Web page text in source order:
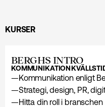
KURSER
BERGHS INTRO
KOMMUNIKATION
—Kommunikation enligt
—Strategi, design, PR,
—Hitta din roll i branschen